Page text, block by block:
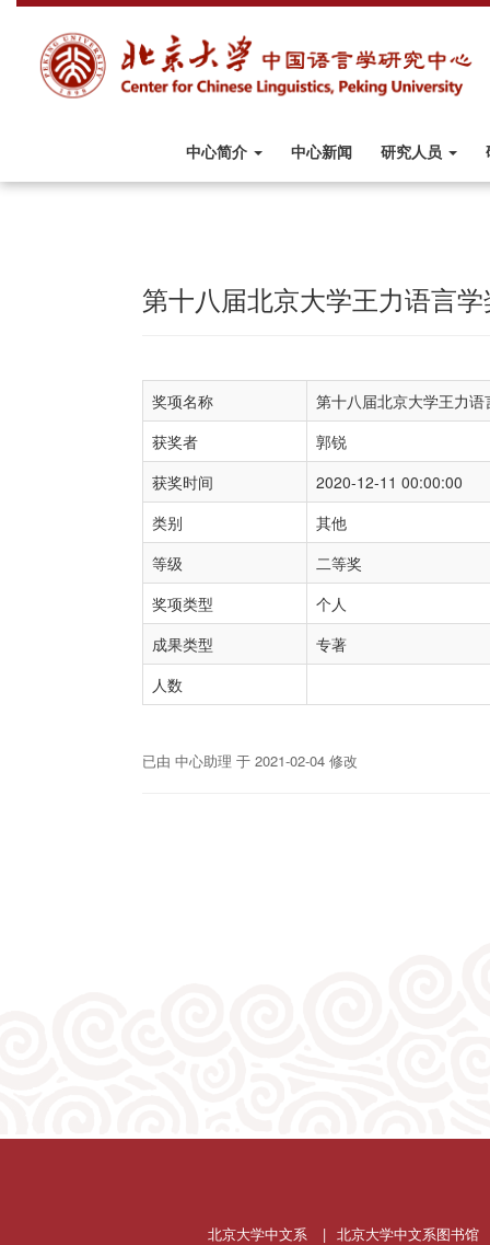
中心简介 中心新闻 研究人员
第十八届北京大学王力语言
奖项名称
第十八届北京大学王力语
获奖者
郭锐
获奖时间
2020-12-11 00:00:00
类别
其他
等级
二等奖
奖项类型
个人
成果类型
专著
人数
已由 中心助理 于 2021-02-04 修改
北京大学中文系 | 北京大学中文系图书馆